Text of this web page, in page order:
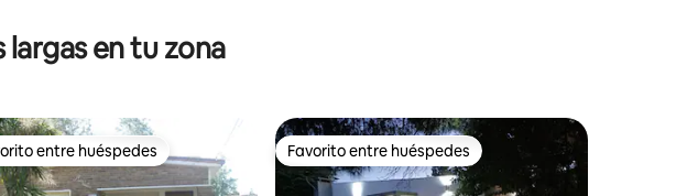
en tu zona
mejores en Favorito entre huéspedes
entre huéspedes Favorito entre huéspedes
Favorito entre huéspedes